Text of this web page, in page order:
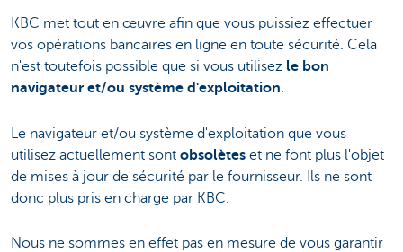
KBC met tout en œuvre afin que vous puissiez effectuer
vos opérations bancaires en ligne en toute sécurité. Cela
n'est toutefois possible que si vous utilisez le bon
navigateur et/ou système d'exploitation.
Le navigateur et/ou système d'exploitation que vous
utilisez actuellement sont obsolètes et ne font plus l'objet
de mises à jour de sécurité par le fournisseur. Ils ne sont
donc plus pris en charge par KBC.
Nous ne sommes en effet pas en mesure de vous garantir